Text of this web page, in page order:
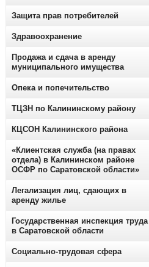
Защита прав потребителей
Здравоохранение
Продажа и сдача в аренду
муниципального имущества
Опека и попечительство
ТЦЗН по Калининскому району
КЦСОН Калининского района
«Клиентская служба (на правах
отдела) в Калининском районе
ОСФР по Саратовской области»
Легализация лиц, сдающих в
аренду жилье
Государственная инспекция труда
в Саратовской области
Социально-трудовая сфера